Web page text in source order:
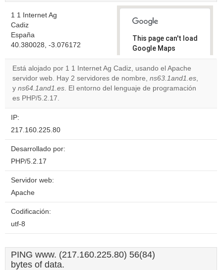
1 1 Internet Ag
Cadiz
España
40.380028, -3.076172
This page can't load
Google Maps
correctly.
Do you
own this
OK
Está alojado por 1 1 Internet Ag Cadiz, usando el Apache
servidor web. Hay 2 servidores de nombre, ns63.1and1.es,
y ns64.1and1.es. El entorno del lenguaje de programación
es PHP/5.2.17.
IP:
217.160.225.80
Desarrollado por:
PHP/5.2.17
Servidor web:
Apache
Codificación:
utf-8
PING www. (217.160.225.80) 56(84)
bytes of data.